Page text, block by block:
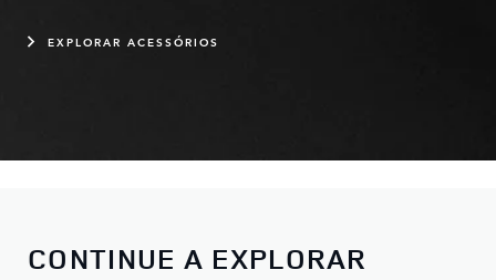
EXPLORAR ACESSÓRIOS
CONTINUE A EXPLORAR